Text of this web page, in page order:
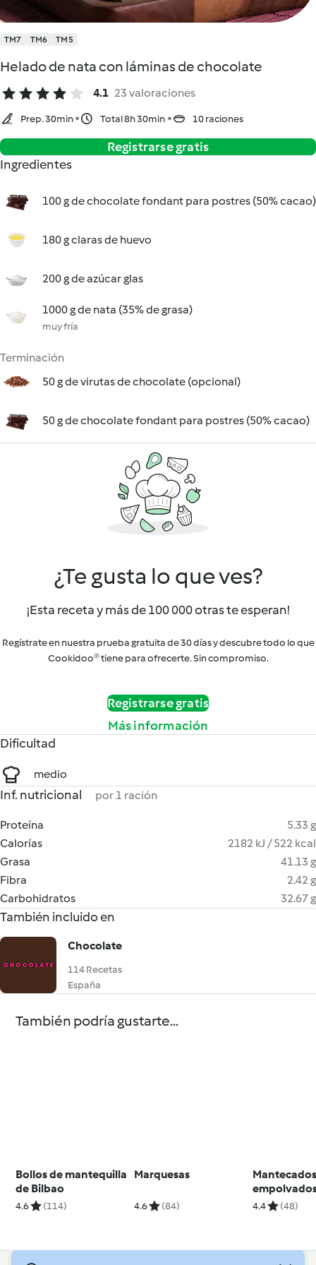
TM7 TM6 TM5
Helado de nata con láminas de chocolate
4.1 23 valoraciones
Prep. 30min Total 8h 30min 10 raciones
Registrarse gratis
Ingredientes
100 g de chocolate fondant para postres (50% cacao)
180 g claras de huevo
200 g de azúcar glas
1000 g de nata (35% de grasa)
muy fría
Terminación
50 g de virutas de chocolate (opcional)
50 g de chocolate fondant para postres (50% cacao)
¿Te gusta lo que ves?
¡Esta receta y más de 100 000 otras te esperan!
Regístrate en nuestra prueba gratuita de 30 días y descubre todo lo que
Cookidoo® tiene para ofrecerte. Sin compromiso.
Registrarse gratis
Más información
Dificultad
medio
Inf. nutricional por 1 ración
Proteína
5.33 g
Calorías
2182 kJ / 522 kcal
Grasa
41.13 g
Fibra
2.42 g
Carbohidratos
32.67 g
También incluido en
Chocolate
114 Recetas
España
También podría gustarte...
Bollos de mantequilla
de Bilbao
4.6 (114)
Marquesas
4.6 (84) 4.4 (48)